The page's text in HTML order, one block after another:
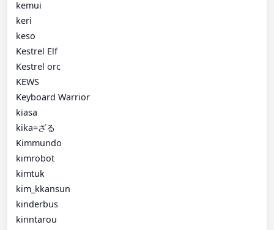
kemui
keri
keso
Kestrel Elf
Kestrel orc
KEWS
Keyboard Warrior
kiasa
kika=ざる
Kimmundo
kimrobot
kimtuk
kim_kkansun
kinderbus
kinntarou